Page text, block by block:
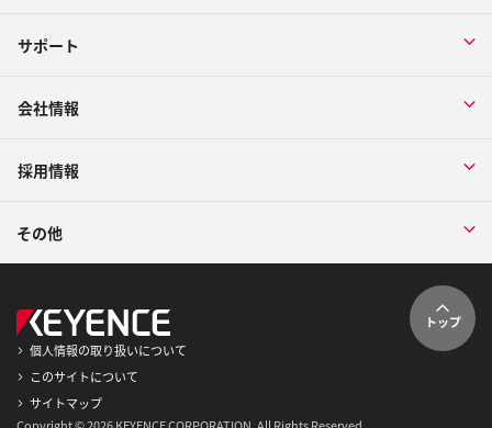
サポート
会社情報
採用情報
その他
トップ
個人情報の取り扱いについて
このサイトについて
サイトマップ